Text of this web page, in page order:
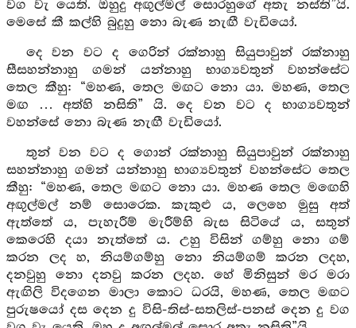
වග වැ යෙති. ඔහුදු අඟුල්මල් සොරහුගේ අතැ නස්ති”යි.
මෙසේ කී කල්හි බුදුහු නො බැණ නැඟී වැඩියෝ.
දෙ වන වට ද ගෙරින් රක්නාහු සියුපාවුන් රක්නාහු
සීසහන්නාහු ගමන් යන්නාහු භාග්‍යවතුන් වහන්සේට
තෙල කීහු: “මහණ, තෙල මඟට නො යා. මහණ, තෙල
මඟ … අත්හි නසිති” යි. දෙ වන වට ද භාග්‍යවතුන්
වහන්සේ නො බැණ නැඟී වැඩියෝ.
තුන් වන වට ද ගොන් රක්නාහු සියුපාවුන් රක්නාහු
සහන්නාහු ගමන් යන්නාහු භාග්‍යවතුන් වහන්සේට තෙල
කීහු: “මහණ, තෙල මඟට නො යා. මහණ තෙල මඟෙහි
අඟුල්මල් නම් සොරෙක. කැකුළු ය, ලෙහෙ මුසු අත්
ඇත්තේ ය, පැහැරීම් මැරීම්හි බැස සිටියේ ය, සතුන්
කෙරෙහි දයා නැත්තේ ය. උහු විසින් ගම්හු නො ගම්
කරන ලද හ, නියම්ගම්හු නො නියම්ගම් කරන ලදහ,
දනවුහු නො දනවු කරන ලදහ. හේ මිනිසුන් මර මරා
ඇඟිලි විදගෙන මාලා කොට ධරයි, මහණ, තෙල මඟට
පුරුෂයෝ දස දෙන දු විසි-තිස්-සතලිස්-පනස් දෙන දු වග